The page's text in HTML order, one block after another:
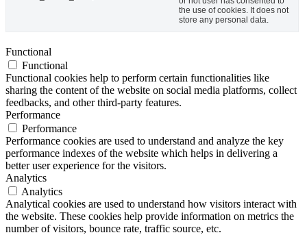
the use of cookies. It does not
store any personal data.
Functional
Functional
Functional cookies help to perform certain functionalities like
sharing the content of the website on social media platforms, collect
feedbacks, and other third-party features.
Performance
Performance
Performance cookies are used to understand and analyze the key
performance indexes of the website which helps in delivering a
better user experience for the visitors.
Analytics
Analytics
Analytical cookies are used to understand how visitors interact with
the website. These cookies help provide information on metrics the
number of visitors, bounce rate, traffic source, etc.